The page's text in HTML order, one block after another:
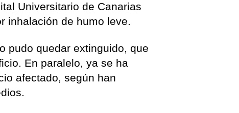
Universitario de Canarias
inhalación de humo leve.
pudo quedar extinguido, que
En paralelo, ya se ha
afectado, según han